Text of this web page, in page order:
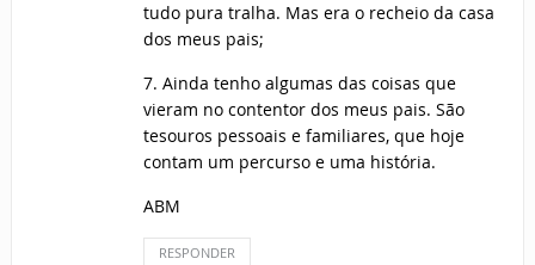
tudo pura tralha. Mas era o recheio da casa
dos meus pais;
7. Ainda tenho algumas das coisas que
vieram no contentor dos meus pais. São
tesouros pessoais e familiares, que hoje
contam um percurso e uma história.
ABM
RESPONDER